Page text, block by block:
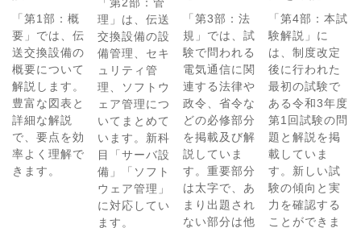
「第1部：概
要」では、伝
送交換設備の
概要について
解説します。
豊富な図表と
詳細な解説
で、要点を効
率よく理解で
きます。
「第2部：管
理」は、伝送
交換設備の設
備管理、セキ
ュリティ管
理、ソフトウ
ェア管理につ
いてまとめて
います。新科
目「サーバ設
備」「ソフト
ウェア管理」
に対応してい
ます。
「第3部：法
規」では、試
験で問われる
電気通信に関
連する法律や
政令、省令な
どの必修部分
を掲載及び解
説していま
す。重要部分
は太字で、あ
まり出題され
ない部分は他
「第4部：本試
験解説」に
は、制度改定
後に行われた
最初の試験で
ある令和3年度
第1回試験の問
題と解説を掲
載していま
す。新しい試
験の傾向と実
力を確認する
ことができま